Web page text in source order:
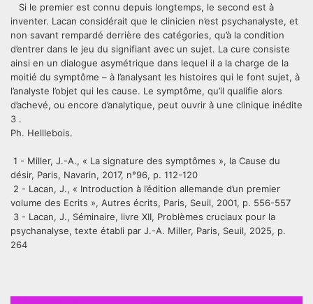
Si le premier est connu depuis longtemps, le second est à
inventer. Lacan considérait que le clinicien n’est psychanalyste, et
non savant rempardé derrière des catégories, qu’à la condition
d’entrer dans le jeu du signifiant avec un sujet. La cure consiste
ainsi en un dialogue asymétrique dans lequel il a la charge de la
moitié du symptôme – à l’analysant les histoires qui le font sujet, à
l’analyste l’objet qui les cause. Le symptôme, qu’il qualifie alors
d’achevé, ou encore d’analytique, peut ouvrir à une clinique inédite
3 .
Ph. Helllebois.
1 - Miller, J.-A., « La signature des symptômes », la Cause du
désir, Paris, Navarin, 2017, n°96, p. 112-120
2 - Lacan, J., « Introduction à l’édition allemande d’un premier
volume des Ecrits », Autres écrits, Paris, Seuil, 2001, p. 556-557
3 - Lacan, J., Séminaire, livre XII, Problèmes cruciaux pour la
psychanalyse, texte établi par J.-A. Miller, Paris, Seuil, 2025, p.
264